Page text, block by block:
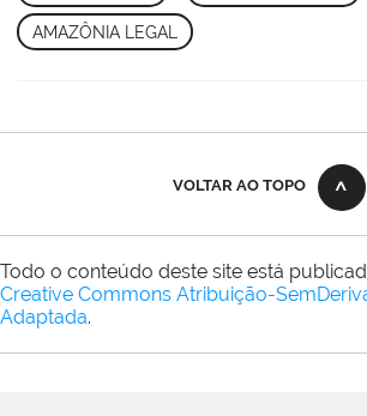
AMAZÔNIA LEGAL
VOLTAR AO TOPO
Todo o conteúdo deste site está
Creative Commons Atribuição-
Adaptada.